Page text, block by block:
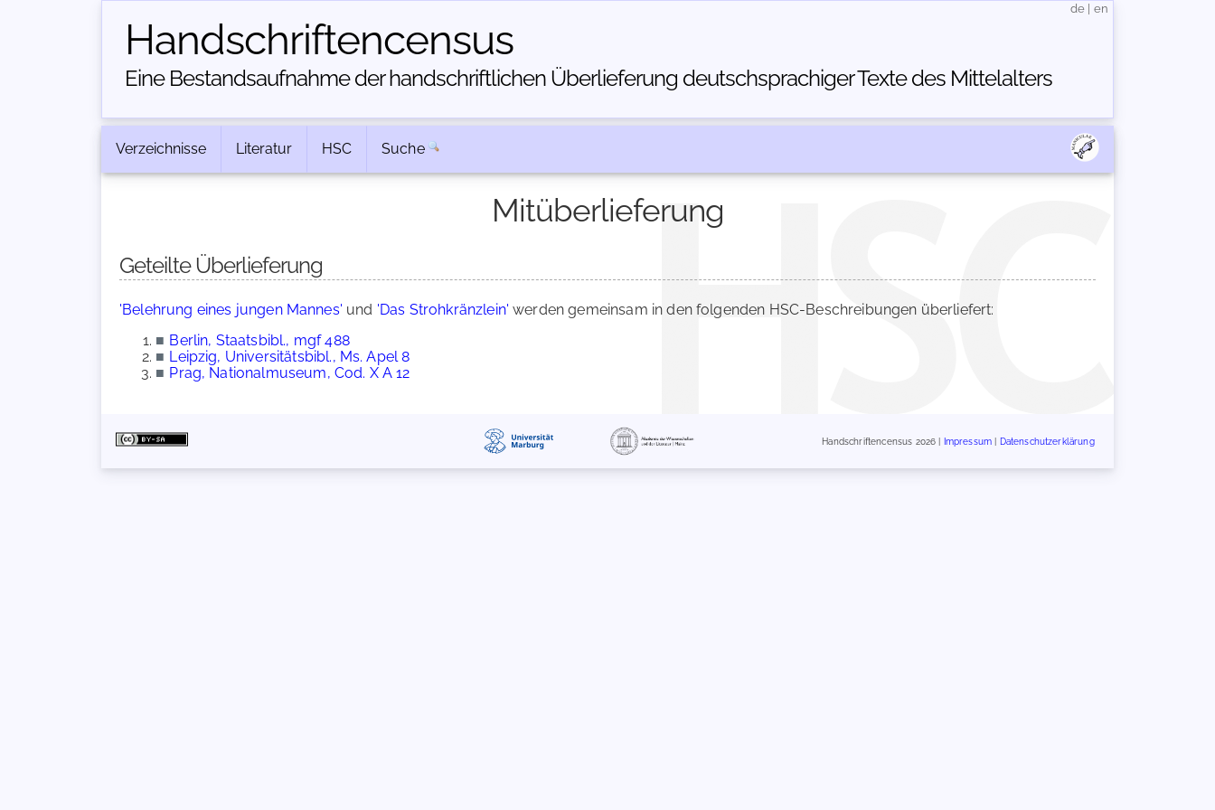
Handschriften­census
Eine Bestandsaufnahme der handschriftlichen Über­lieferung deutschsprachiger Texte des Mittelalters
de en
Verzeichnisse Literatur HSC Suche
Mitüberlieferung
Geteilte Überlieferung
'Belehrung eines jungen Mannes' und 'Das Strohkränzlein' werden gemeinsam in den folgenden HSC-Beschreibungen überliefert:
■ Berlin, Staatsbibl., mgf 488
■ Leipzig, Universitätsbibl., Ms. Apel 8
■ Prag, Nationalmuseum, Cod. X A 12
Handschriftencensus 2026 | Impressum Datenschutzerklärung